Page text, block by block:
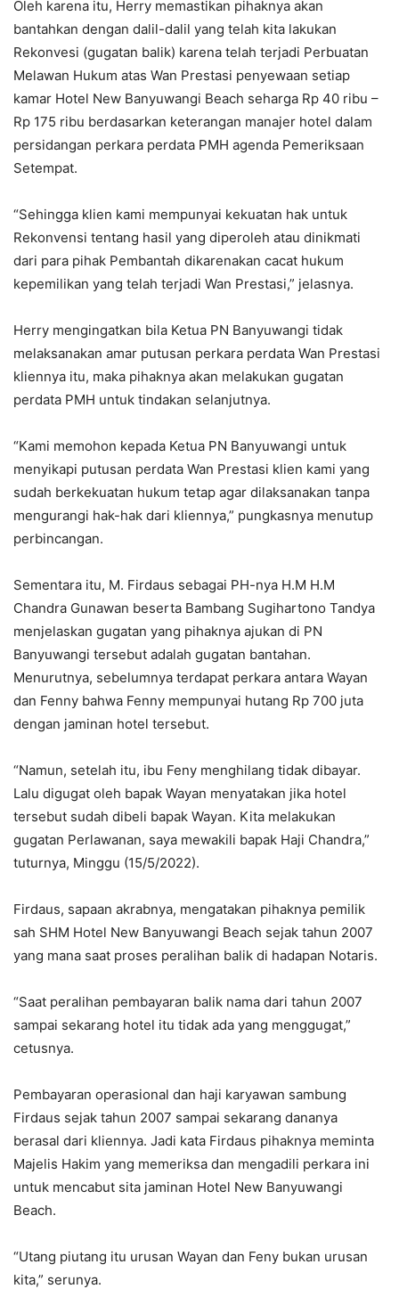
Oleh karena itu, Herry memastikan pihaknya akan
bantahkan dengan dalil-dalil yang telah kita lakukan
Rekonvesi (gugatan balik) karena telah terjadi Perbuatan
Melawan Hukum atas Wan Prestasi penyewaan setiap
kamar Hotel New Banyuwangi Beach seharga Rp 40 ribu –
Rp 175 ribu berdasarkan keterangan manajer hotel dalam
persidangan perkara perdata PMH agenda Pemeriksaan
Setempat.
“Sehingga klien kami mempunyai kekuatan hak untuk
Rekonvensi tentang hasil yang diperoleh atau dinikmati
dari para pihak Pembantah dikarenakan cacat hukum
kepemilikan yang telah terjadi Wan Prestasi,” jelasnya.
Herry mengingatkan bila Ketua PN Banyuwangi tidak
melaksanakan amar putusan perkara perdata Wan Prestasi
kliennya itu, maka pihaknya akan melakukan gugatan
perdata PMH untuk tindakan selanjutnya.
“Kami memohon kepada Ketua PN Banyuwangi untuk
menyikapi putusan perdata Wan Prestasi klien kami yang
sudah berkekuatan hukum tetap agar dilaksanakan tanpa
mengurangi hak-hak dari kliennya,” pungkasnya menutup
perbincangan.
Sementara itu, M. Firdaus sebagai PH-nya H.M H.M
Chandra Gunawan beserta Bambang Sugihartono Tandya
menjelaskan gugatan yang pihaknya ajukan di PN
Banyuwangi tersebut adalah gugatan bantahan.
Menurutnya, sebelumnya terdapat perkara antara Wayan
dan Fenny bahwa Fenny mempunyai hutang Rp 700 juta
dengan jaminan hotel tersebut.
“Namun, setelah itu, ibu Feny menghilang tidak dibayar.
Lalu digugat oleh bapak Wayan menyatakan jika hotel
tersebut sudah dibeli bapak Wayan. Kita melakukan
gugatan Perlawanan, saya mewakili bapak Haji Chandra,”
tuturnya, Minggu (15/5/2022).
Firdaus, sapaan akrabnya, mengatakan pihaknya pemilik
sah SHM Hotel New Banyuwangi Beach sejak tahun 2007
yang mana saat proses peralihan balik di hadapan Notaris.
“Saat peralihan pembayaran balik nama dari tahun 2007
sampai sekarang hotel itu tidak ada yang menggugat,”
cetusnya.
Pembayaran operasional dan haji karyawan sambung
Firdaus sejak tahun 2007 sampai sekarang dananya
berasal dari kliennya. Jadi kata Firdaus pihaknya meminta
Majelis Hakim yang memeriksa dan mengadili perkara ini
untuk mencabut sita jaminan Hotel New Banyuwangi
Beach.
“Utang piutang itu urusan Wayan dan Feny bukan urusan
kita,” serunya.